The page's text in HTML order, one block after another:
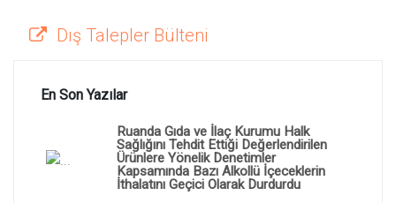
Dış Talepler Bülteni
En Son Yazılar
Ruanda Gıda ve İlaç Kurumu Halk
Sağlığını Tehdit Ettiği Değerlendirilen
Ürünlere Yönelik Denetimler
Kapsamında Bazı Alkollü İçeceklerin
İthalatını Geçici Olarak Durdurdu